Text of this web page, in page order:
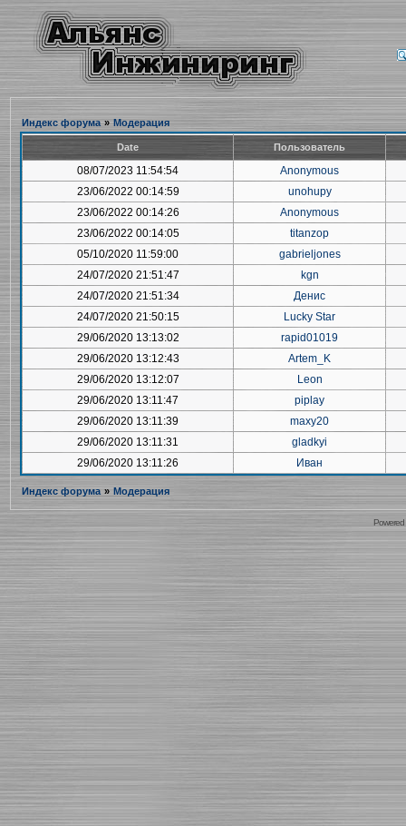
Индекс форума » Модерация
Date Пользователь
08/07/2023 11:54:54
Anonymous
23/06/2022 00:14:59
unohupy
23/06/2022 00:14:26
Anonymous
23/06/2022 00:14:05
titanzop
05/10/2020 11:59:00
gabrieljones
24/07/2020 21:51:47
kgn
24/07/2020 21:51:34
Денис
24/07/2020 21:50:15
Lucky Star
29/06/2020 13:13:02
rapid01019
29/06/2020 13:12:43
Artem_K
29/06/2020 13:12:07
Leon
29/06/2020 13:11:47
piplay
29/06/2020 13:11:39
maxy20
29/06/2020 13:11:31
gladkyi
29/06/2020 13:11:26
Иван
Индекс форума » Модерация